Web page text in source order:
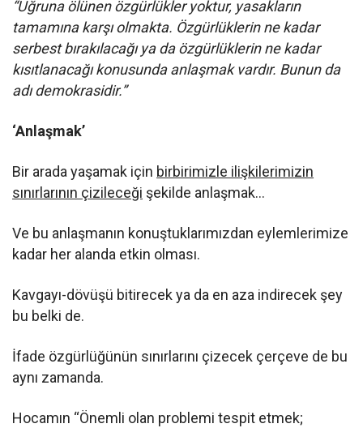
“Uğruna ölünen özgürlükler yoktur, yasakların
tamamına karşı olmakta. Özgürlüklerin ne kadar
serbest bırakılacağı ya da özgürlüklerin ne kadar
kısıtlanacağı konusunda anlaşmak vardır. Bunun da
adı demokrasidir.”
‘Anlaşmak’
Bir arada yaşamak için birbirimizle ilişkilerimizin
sınırlarının çizileceği şekilde anlaşmak…
Ve bu anlaşmanın konuştuklarımızdan eylemlerimize
kadar her alanda etkin olması.
Kavgayı-dövüşü bitirecek ya da en aza indirecek şey
bu belki de.
İfade özgürlüğünün sınırlarını çizecek çerçeve de bu
aynı zamanda.
Hocamın “Önemli olan problemi tespit etmek;